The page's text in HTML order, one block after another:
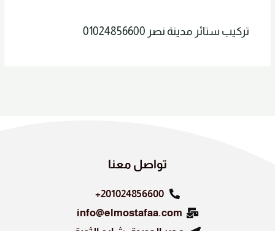
تركيب ستائر مدينة نصر 01024856600
تواصل معنا
201024856600+
info@elmostafaa.com